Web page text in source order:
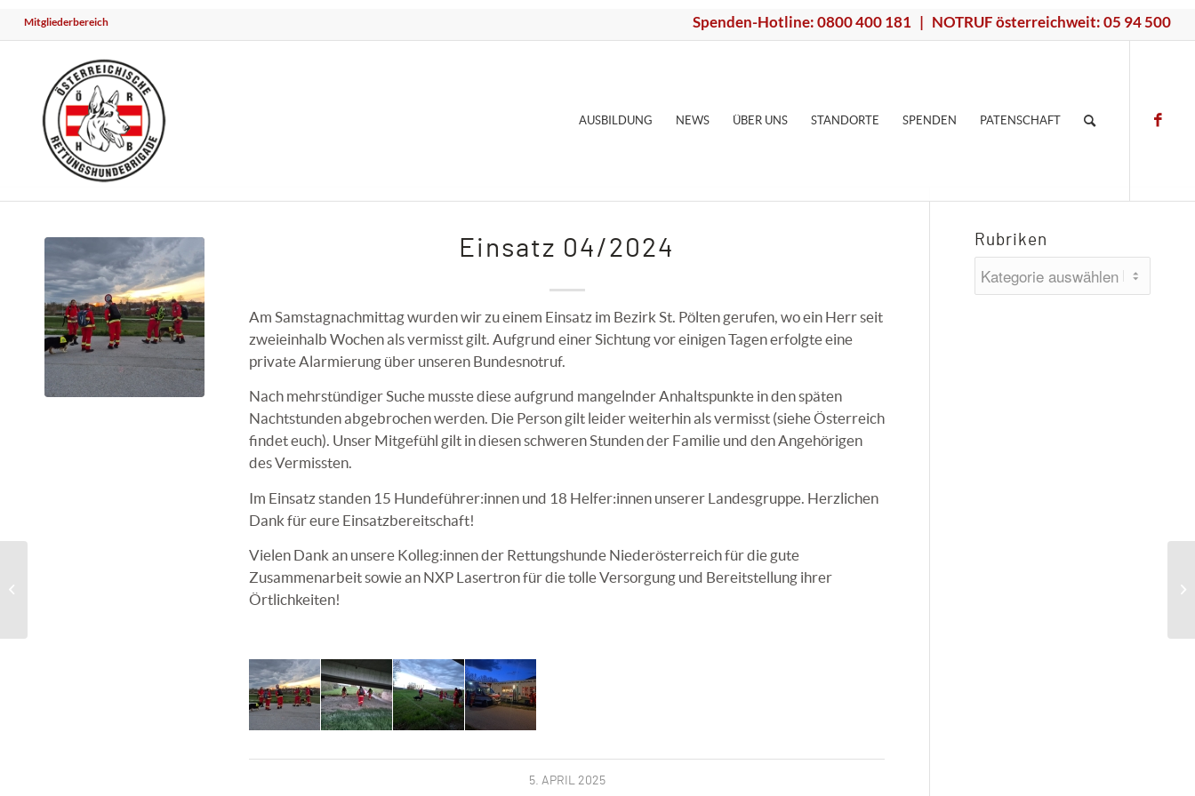
Mitgliederbereich Spenden-Hotline: 0800 400 181 | NOTRUF österreichweit: 05 94 500
AUSBILDUNG NEWS ÜBER UNS STANDORTE SPENDEN PATENSCHAFT
Einsatz 04/2024
Am Samstagnachmittag wurden wir zu einem Einsatz im Bezirk St. Pölten gerufen, wo ein Herr seit
zweieinhalb Wochen als vermisst gilt. Aufgrund einer Sichtung vor einigen Tagen erfolgte eine
private Alarmierung über unseren Bundesnotruf.
Nach mehrstündiger Suche musste diese aufgrund mangelnder Anhaltspunkte in den späten
Nachtstunden abgebrochen werden. Die Person gilt leider weiterhin als vermisst (sieheÖsterreich
findet euch). Unser Mitgefühl gilt in diesen schweren Stunden der Familie und den Angehörigen
des Vermissten.
Im Einsatz standen 15 Hundeführer:innen und 18 Helfer:innen unserer Landesgruppe. Herzlichen
Dank für eure Einsatzbereitschaft!
Vielen Dank an unsere Kolleg:innen der Rettungshunde Niederösterreichfür die gute
Zusammenarbeit sowie an NXP Lasertronfür die tolle Versorgung und Bereitstellung ihrer
Örtlichkeiten!
5. APRIL 2025
Rubriken